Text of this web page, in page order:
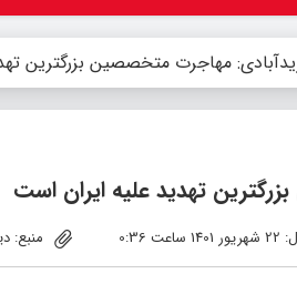
مهاجرت متخصصین بزرگترین
تهدید علیه ایران است
منبع: